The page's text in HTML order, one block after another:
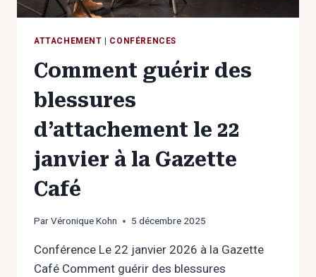
FÉVRIER
À
MICRO
BRASSERIE
LA
ATTACHEMENT | CONFÉRENCES
Comment guérir des
blessures
d’attachement le 22
janvier à la Gazette
Café
ParVéronique Kohn 5 décembre 2025
Conférence Le 22 janvier 2026 à la Gazette
Café Comment guérir des blessures